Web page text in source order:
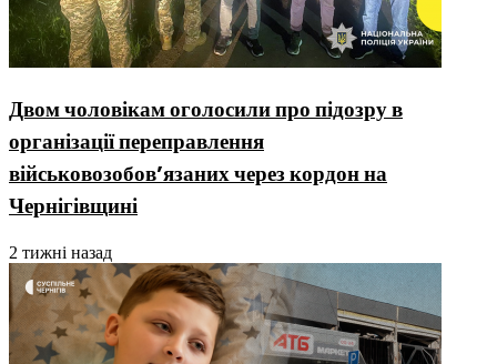
Двом чоловікам оголосили про підозру в
організації переправлення
військовозобовʼязаних через кордон на
Чернігівщині
2 тижні назад